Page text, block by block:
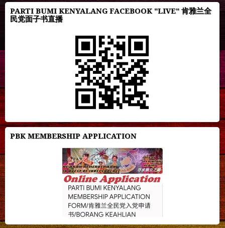
PARTI BUMI KENYALANG FACEBOOK "LIVE" 肯雅兰全
民党面子书直播
PBK MEMBERSHIP APPLICATION